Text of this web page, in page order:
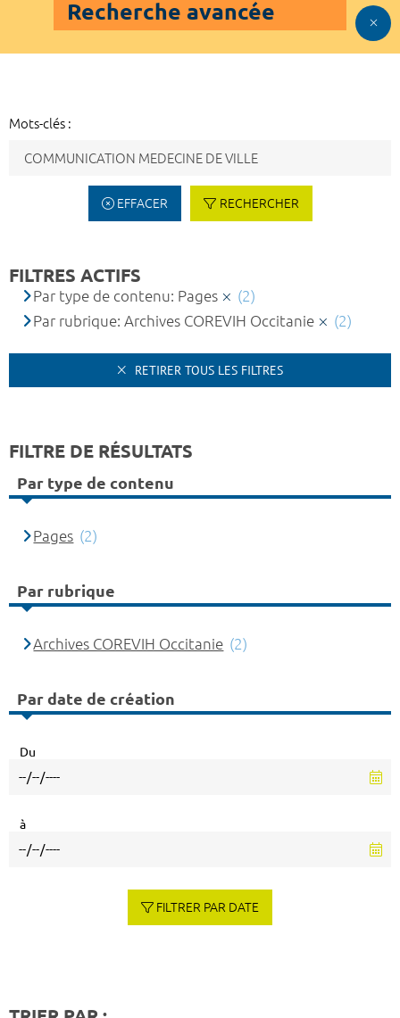
Recherche avancée
Mots-clés :
EFFACER RECHERCHER
FILTRES ACTIFS
Par type de contenu: Pages
(2)
Par rubrique: Archives COREVIH Occitanie
(2)
RETIRER TOUS LES FILTRES
FILTRE DE RÉSULTATS
Par type de contenu
Pages (2)
Par rubrique
Archives COREVIH Occitanie (2)
Par date de création
Du
à
FILTRER PAR DATE